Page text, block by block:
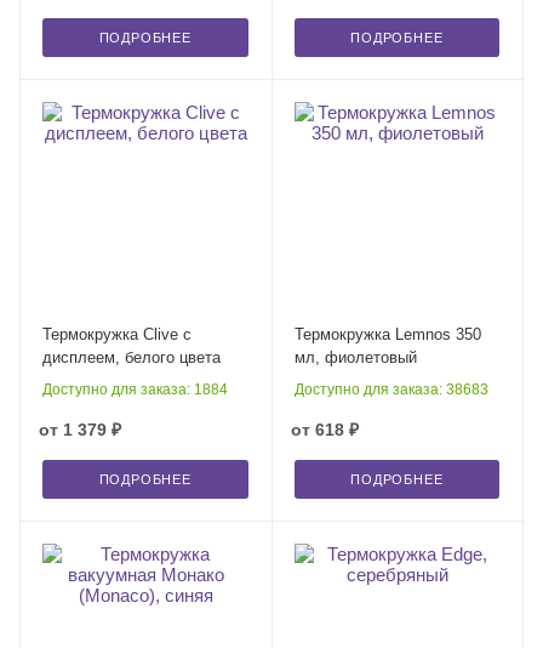
ПОДРОБНЕЕ ПОДРОБНЕЕ
Термокружка Clive с
дисплеем, белого цвета
Доступно для заказа: 1884
от 1 379 ₽
ПОДРОБНЕЕ
Термокружка Lemnos 350
мл, фиолетовый
Доступно для заказа: 38683
от 618 ₽
ПОДРОБНЕЕ